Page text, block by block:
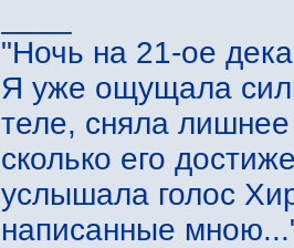
"Ночь на 21-ое
Я уже ощущала
теле, сняла
сколько его
услышала голос
написанные